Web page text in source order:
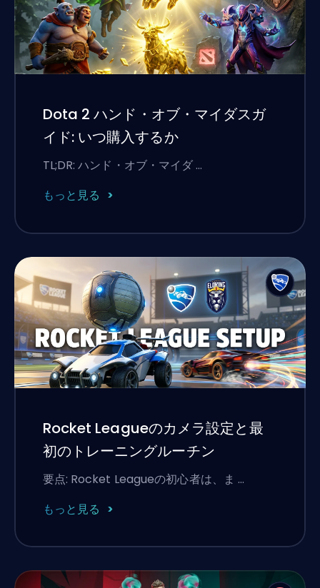
Dota 2 ハンド・オブ・マイダスガ
イド: いつ購入するか
TL;DR: ハンド・オブ・マイダ …
もっと見る
Rocket Leagueのカメラ設定と最
初のトレーニングルーチン
要点: Rocket Leagueの初心者は、ま …
もっと見る